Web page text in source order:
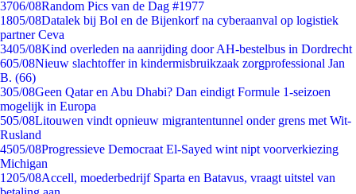
3706/08Random Pics van de Dag #1977
1805/08Datalek bij Bol en de Bijenkorf na cyberaanval op logistiek
partner Ceva
3405/08Kind overleden na aanrijding door AH-bestelbus in Dordrecht
605/08Nieuw slachtoffer in kindermisbruikzaak zorgprofessional Jan
B. (66)
305/08Geen Qatar en Abu Dhabi? Dan eindigt Formule 1-seizoen
mogelijk in Europa
505/08Litouwen vindt opnieuw migrantentunnel onder grens met Wit-
Rusland
4505/08Progressieve Democraat El-Sayed wint nipt voorverkiezing
Michigan
1205/08Accell, moederbedrijf Sparta en Batavus, vraagt uitstel van